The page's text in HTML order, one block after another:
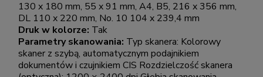
130 x 180 mm, 55 x 91 mm, A4, B5, 216 x 356 mm,
DL 110 x 220 mm, No. 10 104 x 239,4 mm
Druk w kolorze: Tak
Parametry skanowania: Typ skanera: Kolorowy
skaner z szybą, automatycznym podajnikiem
dokumentów i czujnikiem CIS Rozdzielczość skanera